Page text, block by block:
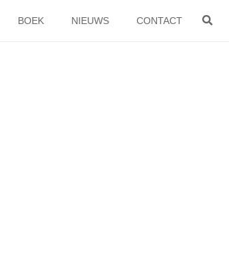
BOEK NIEUWS CONTACT